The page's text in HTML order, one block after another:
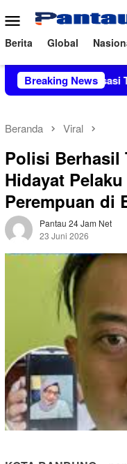
ke
konten
Menu
Mobile
Berita Global
Breaking News
Organisasi TNI AD
Beranda Viral
Polisi Berhasil
Hidayat
Perempuan di
Pantau 24 Jam Net
23 Juni 2026